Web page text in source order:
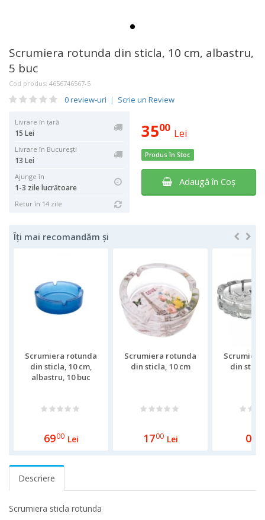
Scrumiera rotunda din sticla, 10 cm, albastru,
5 buc
Cod produs: 4656746567-5
0 review-uri | Scrie un Review
Livrare în țară
15 Lei
Livrare în București
13 Lei
Ajunge în
1-3 zile lucrătoare
Retur în 14 zile
3500 Lei
Produs în Stoc
Adaugă în Coş
Îți mai recomandăm și
Scrumiera rotunda
din sticla, 10 cm,
albastru, 10 buc
6900 Lei
Scrumiera rotunda
din sticla, 10 cm
1700 Lei
din
0
Descriere
Scrumiera sticla rotunda